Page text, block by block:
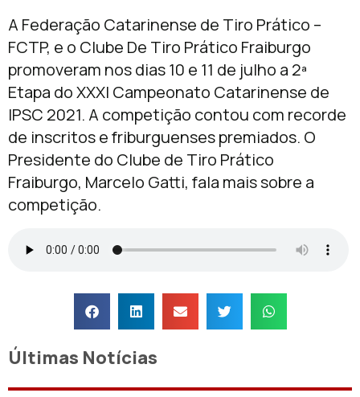
A Federação Catarinense de Tiro Prático –
FCTP, e o Clube De Tiro Prático Fraiburgo
promoveram nos dias 10 e 11 de julho a 2ª
Etapa do XXXI Campeonato Catarinense de
IPSC 2021. A competição contou com recorde
de inscritos e friburguenses premiados. O
Presidente do Clube de Tiro Prático
Fraiburgo, Marcelo Gatti, fala mais sobre a
competição.
Últimas Notícias